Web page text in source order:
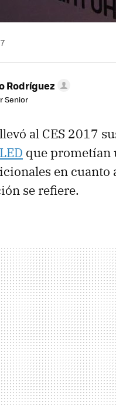
Rodríguez
Senior
al CES 2017
que prometían
en cuanto
se refiere.